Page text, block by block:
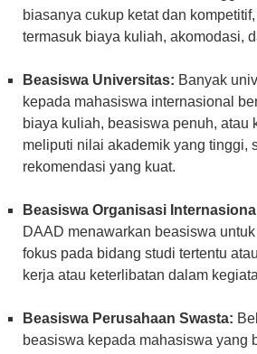
biasanya cukup ketat dan
termasuk biaya kuliah, akomodasi,
Beasiswa Universitas: Banyak
kepada mahasiswa internasional
biaya kuliah, beasiswa penuh, atau
meliputi nilai akademik yang tinggi,
rekomendasi yang kuat.
Beasiswa Organisasi
DAAD menawarkan beasiswa
fokus pada bidang studi tertentu
kerja atau keterlibatan dalam
Beasiswa Perusahaan Swasta:
beasiswa kepada mahasiswa yang